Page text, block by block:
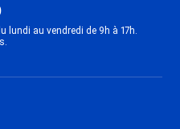
Les Deux Alpes
lundi au vendredi de 9h à 17h.